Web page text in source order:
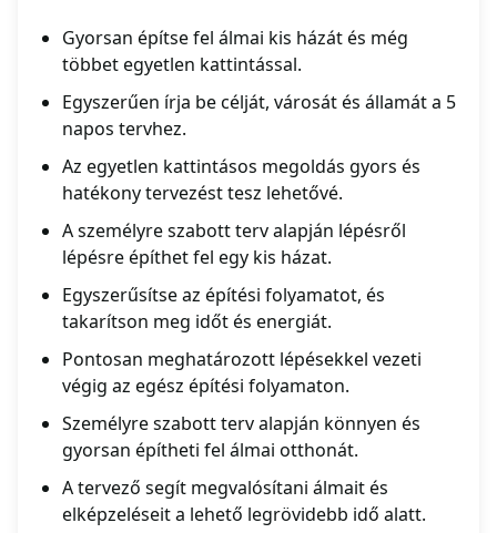
Gyorsan építse fel álmai kis házát és még
többet egyetlen kattintással.
Egyszerűen írja be célját, városát és államát a 5
napos tervhez.
Az egyetlen kattintásos megoldás gyors és
hatékony tervezést tesz lehetővé.
A személyre szabott terv alapján lépésről
lépésre építhet fel egy kis házat.
Egyszerűsítse az építési folyamatot, és
takarítson meg időt és energiát.
Pontosan meghatározott lépésekkel vezeti
végig az egész építési folyamaton.
Személyre szabott terv alapján könnyen és
gyorsan építheti fel álmai otthonát.
A tervező segít megvalósítani álmait és
elképzeléseit a lehető legrövidebb idő alatt.